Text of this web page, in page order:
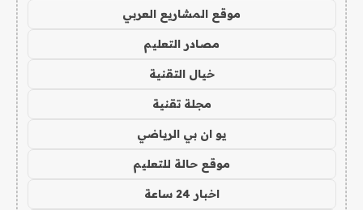
موقع المشاريع العربي
مصادر التعليم
خيال التقنية
مجلة تقنية
يو ان بي الرياضي
موقع حالة للتعليم
اخبار 24 ساعة